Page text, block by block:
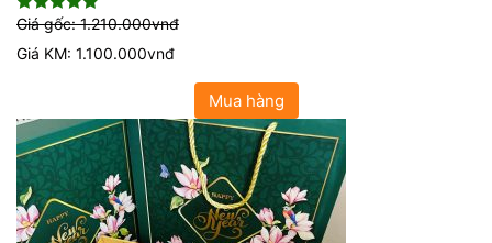
Được xếp
sao
Giá gốc: 1.210.000vnđ
Giá KM: 1.100.000vnđ
Mua hàng